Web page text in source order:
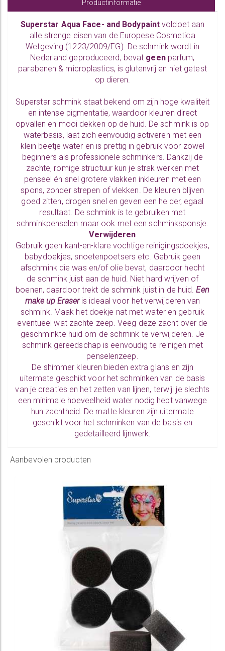
Productinformatie
Superstar Aqua Face- and Bodypaintvoldoet aan
alle strenge eisen van de Europese Cosmetica
Wetgeving (1223/2009/EG). De schmink wordt in
Nederland geproduceerd, bevat geenparfum,
parabenen & microplastics, is glutenvrij en niet getest
op dieren.
Superstar schmink staat bekend om zijn hoge kwaliteit
en intense pigmentatie, waardoor kleuren direct
opvallen en mooi dekken op de huid. De schmink is op
waterbasis, laat zich eenvoudig activeren met een
klein beetje water en is prettig in gebruik voor zowel
beginners als professionele schminkers. Dankzij de
zachte, romige structuur kun je strak werken met
penseel én snel grotere vlakken inkleuren met een
spons, zonder strepen of vlekken. De kleuren blijven
goed zitten, drogen snel en geven een helder, egaal
resultaat. De schmink is te gebruiken met
schminkpenselen maar ook met eenschminksponsje.
Verwijderen
Gebruik geen kant-en-klare vochtige reinigingsdoekjes,
babydoekjes, snoetenpoetsers etc. Gebruik geen
afschmink die was en/of olie bevat, daardoor hecht
de schmink juist aan de huid. Niet hard wrijven of
boenen, daardoor trekt de schmink juist in de huid.Een
make up Eraseris ideaal voor het verwijderen van
schmink. Maak het doekje nat met water en gebruik
eventueel wat zachte zeep. Veeg deze zacht over de
geschminkte huid om de schmink te verwijderen. Je
schmink gereedschap is eenvoudig te reinigen met
penselenzeep.
De shimmer kleuren bieden extra glans en zijn
uitermate geschikt voor het schminken van de basis
van je creaties en het zetten van lijnen, terwijl je slechts
een minimale hoeveelheid water nodig hebt vanwege
hun zachtheid. De matte kleuren zijn uitermate
geschikt voor het schminken van de basis en
gedetailleerd lijnwerk.
Aanbevolen producten